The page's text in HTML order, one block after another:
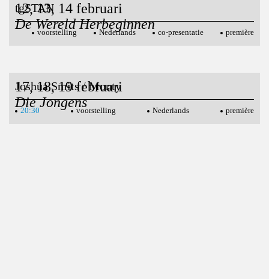
12, 13, 14 februari
De Wereld Herbeginnen
tgSTAN
voorstelling Nederlands co-presentatie première
17, 18, 19 februari
Die Jongens
Joshua Smits / Monty
20:30 voorstelling Nederlands première